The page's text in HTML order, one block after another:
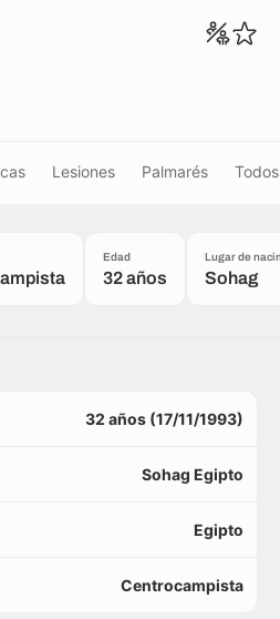
Lesiones Palmarés
Edad
32 años
Lugar de
Sohag
32 años (17/11/1993)
Sohag Egipto
Egipto
Centrocampista